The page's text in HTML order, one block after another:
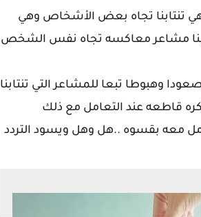
تنتابنا تجاه بعض الأشخاص وهي
مشاعر معاكسه تجاه نفس الشخص
وهبوطا تبعا للمشاعر التي تنتابنا
قاطعه عند التعامل مع ذلك
معه بقسوه ..هل وهل ويسود التردد